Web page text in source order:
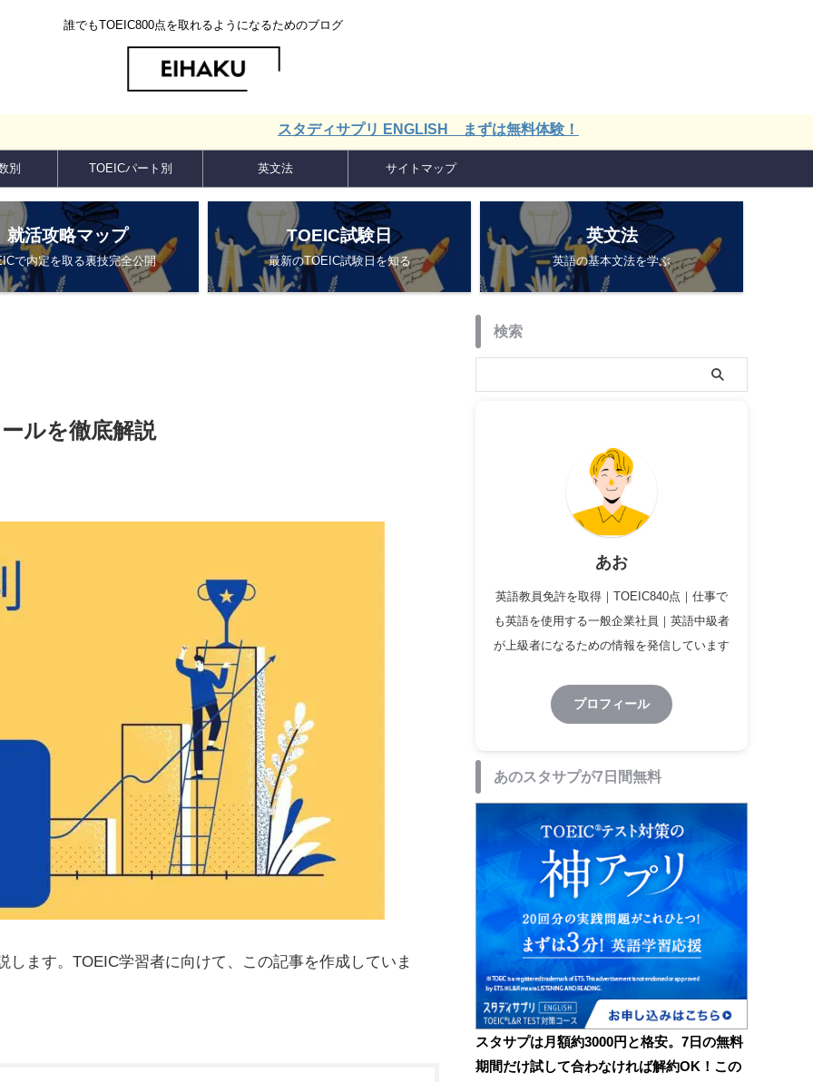
誰でもTOEIC800点を取れるようになるためのブログ
スタディサプリ ENGLISH まずは無料体験！
別 TOEICパート別 英文法 サイトマップ
就活攻略マップ
で内定を取る裏技完全公開
TOEIC試験日
最新のTOEIC試験日を知る
英文法
英語の基本文法を学ぶ
ルを徹底解説
ます。TOEIC学習者に向けて、この記事を作成していま
検索
あお
英語教員免許を取得｜TOEIC840点｜仕事で
も英語を使用する一般企業社員｜英語中級者
が上級者になるための情報を発信しています
プロフィール
あのスタサプが7日間無料
スタサプは月額約3000円と格安。7日の無料
期間だけ試して合わなければ解約OK！この